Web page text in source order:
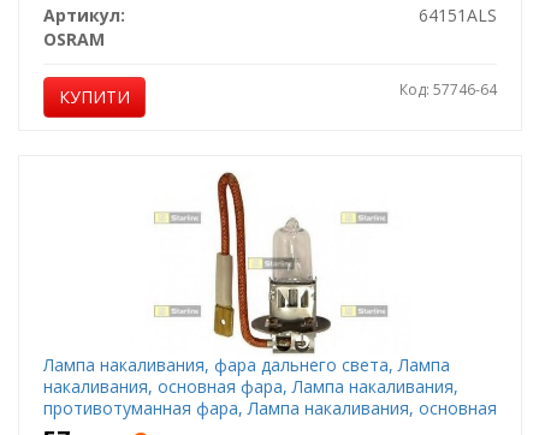
Артикул:
64151ALS
OSRAM
КУПИТИ Код: 57746-64
Лампа накаливания, фара дальнего света, Лампа
накаливания, основная фара, Лампа накаливания,
противотуманная фара, Лампа накаливания, основная
фара, Лампа накаливания, фара дальнего света,